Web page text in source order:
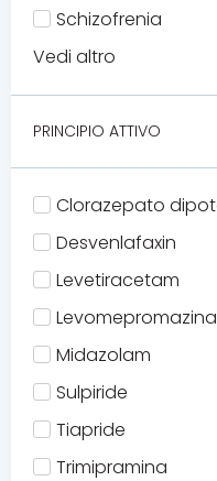
Schizofrenia
Vedi altro
PRINCIPIO ATTIVO
Clorazepato
Desvenlafaxin
Levetiracetam
Levomepromazina
Midazolam
Sulpiride
Tiapride
Trimipramina